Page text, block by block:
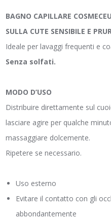
BAGNO CAPILLARE
SULLA CUTE SENSIBILE E
Ideale per lavaggi frequenti e
Senza solfati.
MODO D’USO
Distribuire direttamente sul
lasciare agire per qualche
massaggiare dolcemente.
Ripetere se necessario.
Uso esterno
Evitare il contatto con gli
abbondantemente